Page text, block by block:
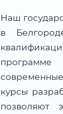
Наш
в
курсы
позволяют